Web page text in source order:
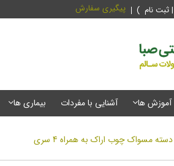
ثبت نام ) پیگیری سفارش
آموزش ها آشنایی با مفردات بیماری ها
دسته مسواک چوب اراک به همراه 4 سری